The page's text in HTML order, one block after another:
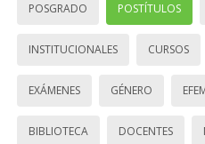
POSGRADO POSTÍTULOS
INSTITUCIONALES CURSOS
EXÁMENES GÉNERO
BIBLIOTECA DOCENTES